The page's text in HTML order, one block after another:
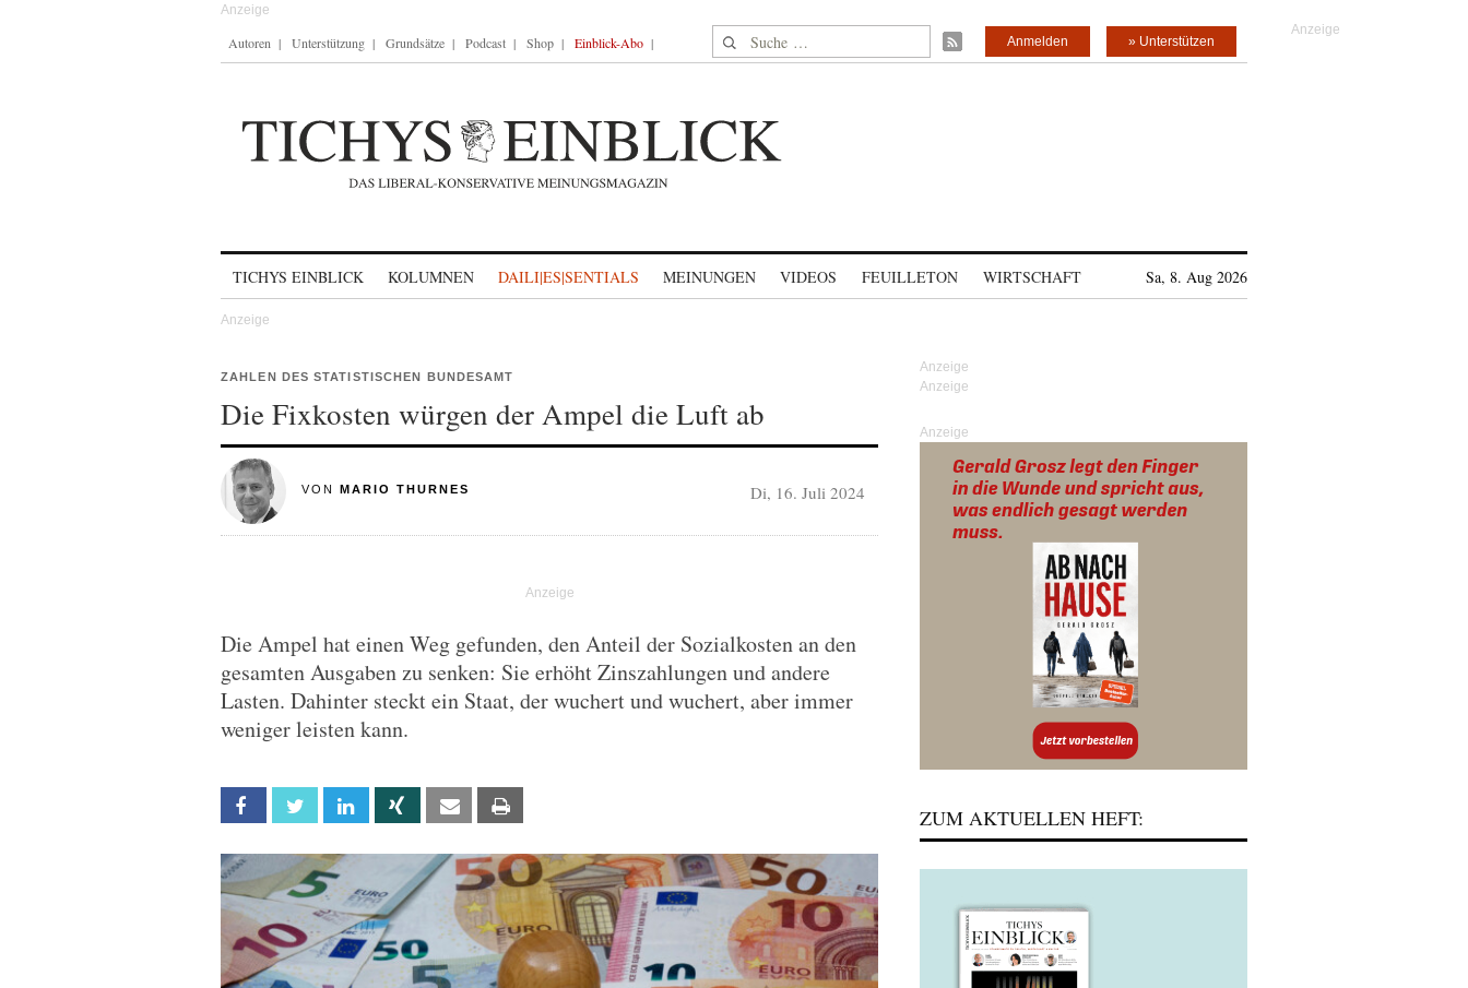
Autoren Unterstützung Grundsätze Podcast Shop Einblick-Abo Suche nach: » Unterstützen
Anmelden
TICHYS EINBLICK KOLUMNEN DAILI|ES|SENTIALS MEINUNGEN VIDEOS FEUILLETON WIRTSCHAFT Sa, 8. Aug 2026
ZAHLEN DES STATISTISCHEN BUNDESAMT
Die Fixkosten würgen der Ampel die Luft ab
VON MARIO THURNES Di, 16. Juli 2024
Die Ampel hat einen Weg gefunden, den Anteil der Sozialkosten an den
gesamten Ausgaben zu senken: Sie erhöht Zinszahlungen und andere
Lasten. Dahinter steckt ein Staat, der wuchert und wuchert, aber immer
weniger leisten kann.
Facebook Twitter Linkedin Xing Email
Anzeige
ZUM AKTUELLEN HEFT: